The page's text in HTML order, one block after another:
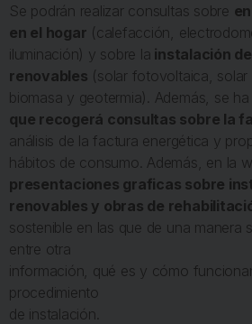
Se podrán realizar consultas sobre
en el hogar (calefacción,
iluminación) y sobre la instalación
renovables (solar fotovoltaica, solar
biomasa y geotermia). Además, se
que recogerá consultas sobre la
análisis de la factura energética y
hábitos de consumo. Además, en la
presentaciones graficas sobre
renovables y obras de
sostenible en las que de una manera
entre otra
información, qué es y cómo
procedimiento
de instalación.